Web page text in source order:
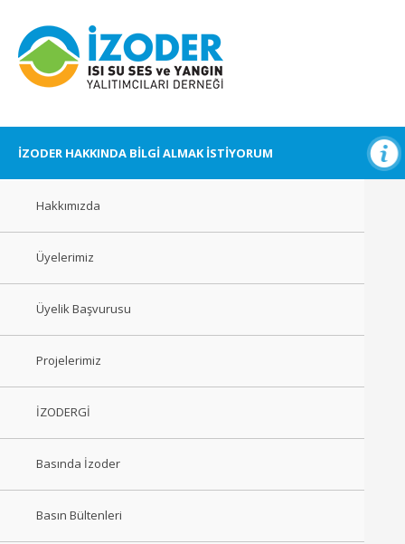
İZODER HAKKINDA BİLGİ ALMAK İSTİYORUM
Hakkımızda
Üyelerimiz
Üyelik Başvurusu
Projelerimiz
İZODERGİ
Basında İzoder
Basın Bültenleri